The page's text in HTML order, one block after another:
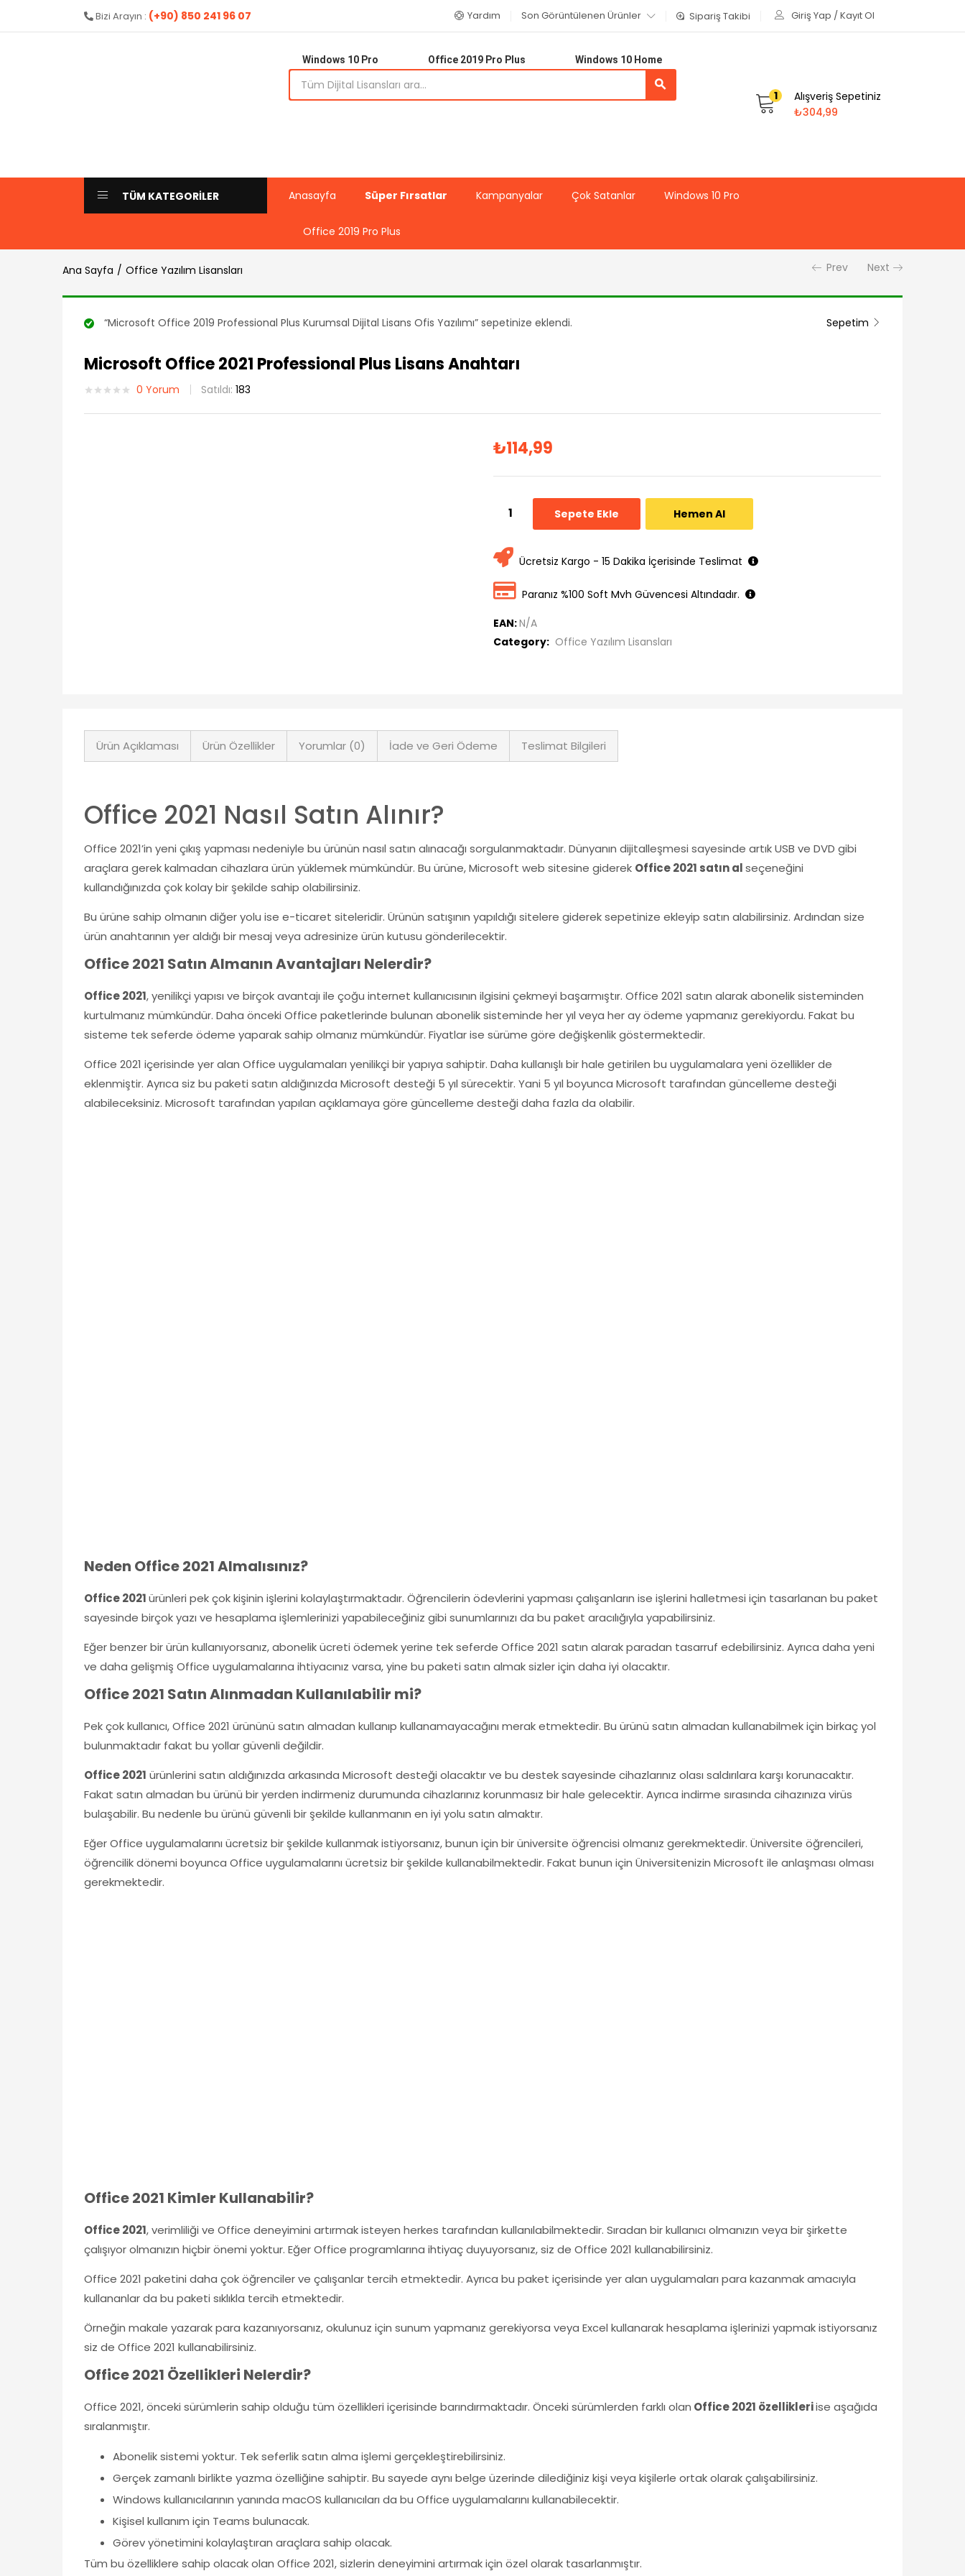
Bizi Arayın : (+90) 850 241 96 07 Yardım Son Görüntülenen Ürünler Sipariş Takibi Giriş Yap / Kayıt Ol
Windows 10 Pro Office 2019 Pro Plus Windows 10 Home
1
Alışveriş Sepetiniz
₺304,99
TÜM KATEGORİLER Anasayfa Süper Fırsatlar Kampanyalar Çok Satanlar Windows 10 Pro
Office 2019 Pro Plus
Ana Sayfa Office Yazılım Lisansları Prev Next
“Microsoft Office 2019 Professional Plus Kurumsal Dijital Lisans Ofis Yazılımı” sepetinize eklendi. Sepetim
Microsoft Office 2021 Professional Plus Lisans Anahtarı
0 Yorum Satıldı: 183
₺114,99
Sepete Ekle Hemen Al
Ücretsiz Kargo - 15 Dakika İçerisinde Teslimat
Paranız %100 Soft Mvh Güvencesi Altındadır.
EAN:N/A
Category: Office Yazılım Lisansları
Ürün Açıklaması Ürün Özellikler Yorumlar (0) İade ve Geri Ödeme Teslimat Bilgileri
Office 2021 Nasıl Satın Alınır?
Office 2021’in yeni çıkış yapması nedeniyle bu ürünün nasıl satın alınacağı sorgulanmaktadır. Dünyanın dijitalleşmesi sayesinde artık USB ve DVD gibi
araçlara gerek kalmadan cihazlara ürün yüklemek mümkündür. Bu ürüne, Microsoft web sitesine giderek Office 2021 satın alseçeneğini
kullandığınızda çok kolay bir şekilde sahip olabilirsiniz.
Bu ürüne sahip olmanın diğer yolu ise e-ticaret siteleridir. Ürünün satışının yapıldığı sitelere giderek sepetinize ekleyip satın alabilirsiniz. Ardından size
ürün anahtarının yer aldığı bir mesaj veya adresinize ürün kutusu gönderilecektir.
Office 2021 Satın Almanın Avantajları Nelerdir?
Office 2021, yenilikçi yapısı ve birçok avantajı ile çoğu internet kullanıcısının ilgisini çekmeyi başarmıştır. Office 2021 satın alarak abonelik sisteminden
kurtulmanız mümkündür. Daha önceki Office paketlerinde bulunan abonelik sisteminde her yıl veya her ay ödeme yapmanız gerekiyordu. Fakat bu
sisteme tek seferde ödeme yaparak sahip olmanız mümkündür. Fiyatlar ise sürüme göre değişkenlik göstermektedir.
Office 2021 içerisinde yer alan Office uygulamaları yenilikçi bir yapıya sahiptir. Daha kullanışlı bir hale getirilen bu uygulamalara yeni özellikler de
eklenmiştir. Ayrıca siz bu paketi satın aldığınızda Microsoft desteği 5 yıl sürecektir. Yani 5 yıl boyunca Microsoft tarafından güncelleme desteği
alabileceksiniz. Microsoft tarafından yapılan açıklamaya göre güncelleme desteği daha fazla da olabilir.
Neden Office 2021 Almalısınız?
Office 2021ürünleri pek çok kişinin işlerini kolaylaştırmaktadır. Öğrencilerin ödevlerini yapması çalışanların ise işlerini halletmesi için tasarlanan bu paket
sayesinde birçok yazı ve hesaplama işlemlerinizi yapabileceğiniz gibi sunumlarınızı da bu paket aracılığıyla yapabilirsiniz.
Eğer benzer bir ürün kullanıyorsanız, abonelik ücreti ödemek yerine tek seferde Office 2021 satın alarak paradan tasarruf edebilirsiniz. Ayrıca daha yeni
ve daha gelişmiş Office uygulamalarına ihtiyacınız varsa, yine bu paketi satın almak sizler için daha iyi olacaktır.
Office 2021 Satın Alınmadan Kullanılabilir mi?
Pek çok kullanıcı, Office 2021 ürününü satın almadan kullanıp kullanamayacağını merak etmektedir. Bu ürünü satın almadan kullanabilmek için birkaç yol
bulunmaktadır fakat bu yollar güvenli değildir.
Office 2021 ürünlerini satın aldığınızda arkasında Microsoft desteği olacaktır ve bu destek sayesinde cihazlarınız olası saldırılara karşı korunacaktır.
Fakat satın almadan bu ürünü bir yerden indirmeniz durumunda cihazlarınız korunmasız bir hale gelecektir. Ayrıca indirme sırasında cihazınıza virüs
bulaşabilir. Bu nedenle bu ürünü güvenli bir şekilde kullanmanın en iyi yolu satın almaktır.
Eğer Office uygulamalarını ücretsiz bir şekilde kullanmak istiyorsanız, bunun için bir üniversite öğrencisi olmanız gerekmektedir. Üniversite öğrencileri,
öğrencilik dönemi boyunca Office uygulamalarını ücretsiz bir şekilde kullanabilmektedir. Fakat bunun için Üniversitenizin Microsoft ile anlaşması olması
gerekmektedir.
Office 2021 Kimler Kullanabilir?
Office 2021, verimliliği ve Office deneyimini artırmak isteyen herkes tarafından kullanılabilmektedir. Sıradan bir kullanıcı olmanızın veya bir şirkette
çalışıyor olmanızın hiçbir önemi yoktur. Eğer Office programlarına ihtiyaç duyuyorsanız, siz de Office 2021 kullanabilirsiniz.
Office 2021 paketini daha çok öğrenciler ve çalışanlar tercih etmektedir. Ayrıca bu paket içerisinde yer alan uygulamaları para kazanmak amacıyla
kullananlar da bu paketi sıklıkla tercih etmektedir.
Örneğin makale yazarak para kazanıyorsanız, okulunuz için sunum yapmanız gerekiyorsa veya Excel kullanarak hesaplama işlerinizi yapmak istiyorsanız
siz de Office 2021 kullanabilirsiniz.
Office 2021 Özellikleri Nelerdir?
Office 2021, önceki sürümlerin sahip olduğu tüm özellikleri içerisinde barındırmaktadır. Önceki sürümlerden farklı olan Office 2021 özellikleriise aşağıda
sıralanmıştır.
Abonelik sistemi yoktur. Tek seferlik satın alma işlemi gerçekleştirebilirsiniz.
Gerçek zamanlı birlikte yazma özelliğine sahiptir. Bu sayede aynı belge üzerinde dilediğiniz kişi veya kişilerle ortak olarak çalışabilirsiniz.
Windows kullanıcılarının yanında macOS kullanıcıları da bu Office uygulamalarını kullanabilecektir.
Kişisel kullanım için Teams bulunacak.
Görev yönetimini kolaylaştıran araçlara sahip olacak.
Tüm bu özelliklere sahip olacak olan Office 2021, sizlerin deneyimini artırmak için özel olarak tasarlanmıştır.